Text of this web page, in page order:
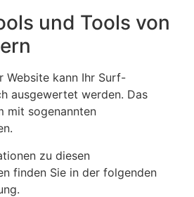
und Tools von
Website kann Ihr Surf-
ausgewertet werden. Das
mit sogenannten
zu diesen
finden Sie in der folgenden